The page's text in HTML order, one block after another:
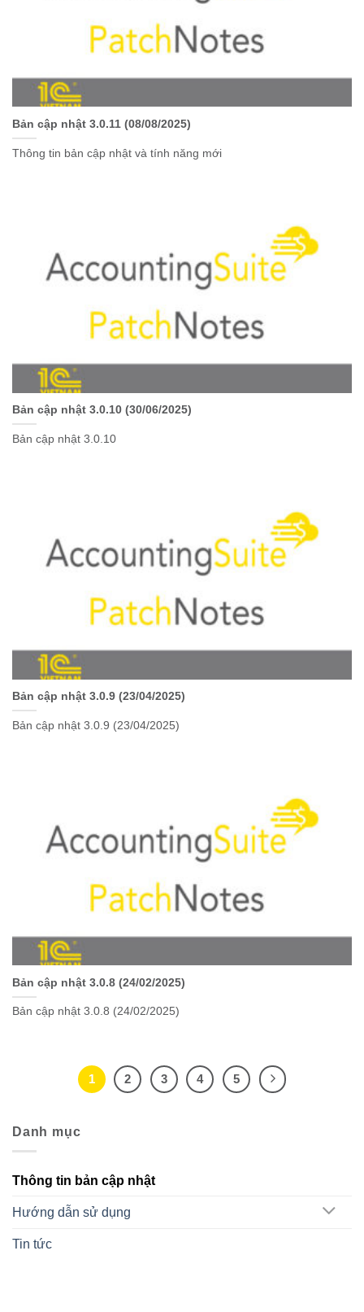
Danh mục
Thông tin bản cập nhật
Hướng dẫn sử dụng
Tin tức
Bản cập nhật 3.0.11 (08/08/2025)
Thông tin bản cập nhật và tính năng mới
Bản cập nhật 3.0.10 (30/06/2025)
Bản cập nhật 3.0.10
Bản cập nhật 3.0.9 (23/04/2025)
Bản cập nhật 3.0.9 (23/04/2025)
Bản cập nhật 3.0.8 (24/02/2025)
Bản cập nhật 3.0.8 (24/02/2025)
1 2 3 4 5